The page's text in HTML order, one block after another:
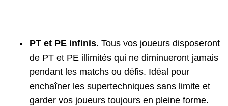
PT et PE infinis. Tous vos joueurs disposeront
de PT et PE illimités qui ne diminueront jamais
pendant les matchs ou défis. Idéal pour
enchaîner les supertechniques sans limite et
garder vos joueurs toujours en pleine forme.